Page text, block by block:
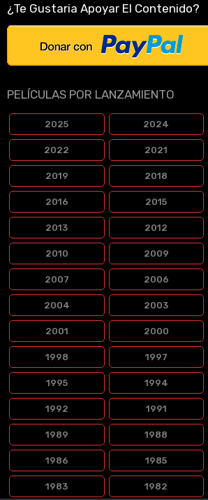
¿Te Gustaria Apoyar El Contenido?
PELÍCULAS POR LANZAMIENTO
2025 2024
2022 2021
2019 2018
2016 2015
2013 2012
2010 2009
2007 2006
2004 2003
2001 2000
1998 1997
1995 1994
1992 1991
1989 1988
1986 1985
1983 1982